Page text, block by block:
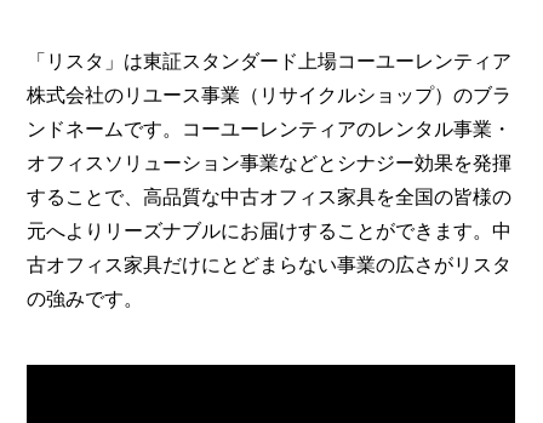
「リスタ」は東証スタンダード上場コーユーレンティア
株式会社のリユース事業（リサイクルショップ）のブラ
ンドネームです。コーユーレンティアのレンタル事業・
オフィスソリューション事業などとシナジー効果を発揮
することで、高品質な中古オフィス家具を全国の皆様の
元へよりリーズナブルにお届けすることができます。中
古オフィス家具だけにとどまらない事業の広さがリスタ
の強みです。